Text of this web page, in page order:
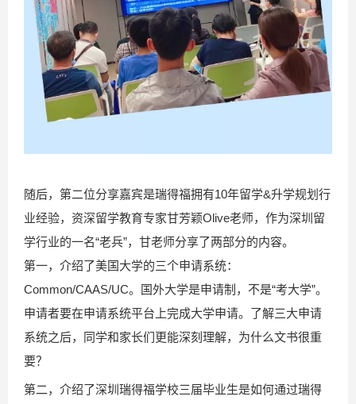
随后，第二位分享嘉宾是瑞得福拥有10年留学&升学规划行
业经验，资深留学教育专家甘芳颖Olive老师，作为深圳留
学行业的一名“老兵”，甘老师分享了两部分的内容。
第一，介绍了美国大学的三个申请系统：
Common/CAAS/UC。国外大学是申请制，不是“考大学”。
申请者要在申请系统平台上完成大学申请。了解三大申请
系统之后，同学和家长们更能深刻理解，为什么文书很重
要？
第二，介绍了深圳瑞得福学校三届毕业生是如何通过瑞得